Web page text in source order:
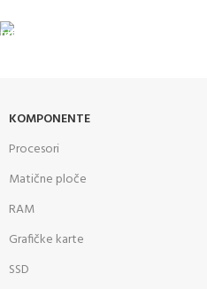
KOMPONENTE
Procesori
Matične ploče
RAM
Grafičke karte
SSD